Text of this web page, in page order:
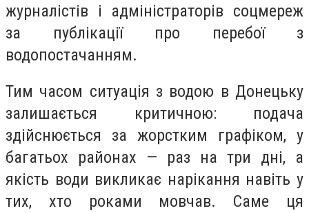
журналістів і адміністраторів соцмереж
за публікації про перебої з
водопостачанням.
Тим часом ситуація з водою в Донецьку
залишається критичною: подача
здійснюється за жорстким графіком, у
багатьох районах — раз на три дні, а
якість води викликає нарікання навіть у
тих, хто роками мовчав. Саме ця